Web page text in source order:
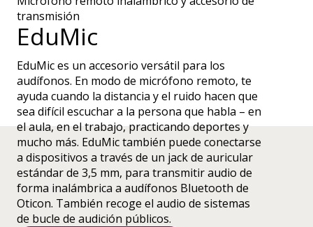
transmisión
EduMic
EduMic es un accesorio versátil para los
audífonos. En modo de micrófono remoto, te
ayuda cuando la distancia y el ruido hacen que
sea difícil escuchar a la persona que habla – en
el aula, en el trabajo, practicando deportes y
mucho más. EduMic también puede conectarse
a dispositivos a través de un jack de auricular
estándar de 3,5 mm, para transmitir audio de
forma inalámbrica a audífonos Bluetooth de
Oticon. También recoge el audio de sistemas
de bucle de audición públicos.